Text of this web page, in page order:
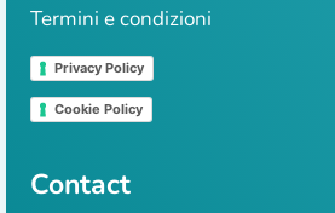
Termini e condizioni
Privacy Policy
Cookie Policy
Contact